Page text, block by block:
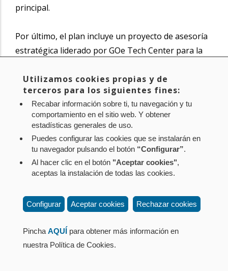
principal.
Por último, el plan incluye un proyecto de asesoría
estratégica liderado por GOe Tech Center para la
conecte a los pequeños productores navarros con
el sector de la restauración y nuestro territorio.
Noticia original dewww.navarra.es
Política de privacidad
Política de cookies
Contacto: Paseo de Sarasate nº 38, 2º Dcha - 31001
Pamplona (Navarra) Tel.: 848 42 08 72
corporacion@cpen.es
Utilizamos cookies propias y de
terceros para los siguientes fines:
Recabar información sobre ti, tu navegación y tu
comportamiento en el sitio web. Y obtener
estadísticas generales de uso.
Puedes configurar las cookies que se instalarán en
tu navegador pulsando el botón “Configurar”.
Al hacer clic en el botón "Aceptar cookies",
aceptas la instalación de todas las cookies.
Configurar Aceptar cookies Rechazar cookies
Pincha AQUÍ para obtener más información en
nuestra Política de Cookies.